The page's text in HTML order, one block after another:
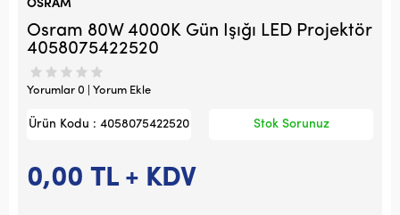
OSRAM
Osram 80W 4000K Gün Işığı LED Projektör
4058075422520
Yorumlar 0 | Yorum Ekle
Ürün Kodu : 4058075422520 Stok Sorunuz
0,00 TL + KDV